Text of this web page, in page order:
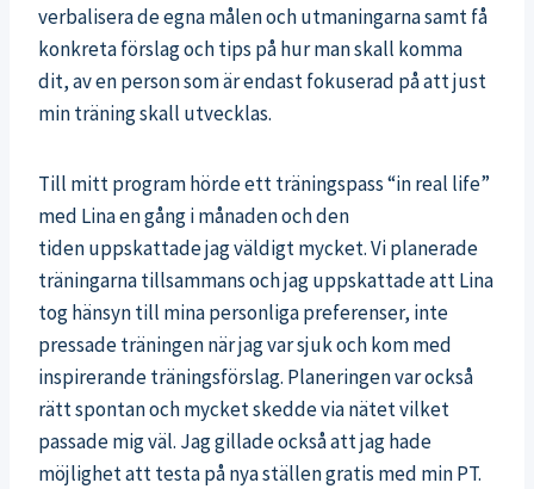
verbalisera de egna målen och utmaningarna samt få
konkreta förslag och tips på hur man skall komma
dit, av en person som är endast fokuserad på att just
min träning skall utvecklas.
Till mitt program hörde ett träningspass “in real life”
med Lina en gång i månaden och den
tiden uppskattade jag väldigt mycket. Vi planerade
träningarna tillsammans och jag uppskattade att Lina
tog hänsyn till mina personliga preferenser, inte
pressade träningen när jag var sjuk och kom med
inspirerande träningsförslag. Planeringen var också
rätt spontan och mycket skedde via nätet vilket
passade mig väl. Jag gillade också att jag hade
möjlighet att testa på nya ställen gratis med min PT.